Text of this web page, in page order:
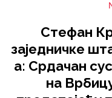
Стефан
заједничке
а: Срдачан
на